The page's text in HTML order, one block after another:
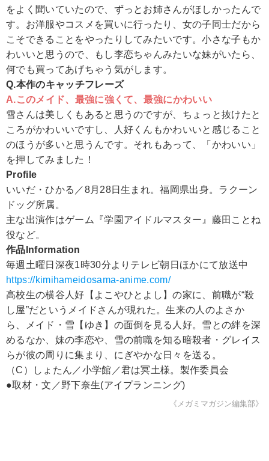
をよく聞いていたので、ずっとお姉さんがほしかったんで
す。お洋服やコスメを買いに行ったり、女の子同士だから
こそできることをやったりしてみたいです。小さな子もか
わいいと思うので、もし李恋ちゃんみたいな妹がいたら、
何でも買ってあげちゃう気がします。
Q.本作のキャッチフレーズ
A.このメイド、最強に強くて、最強にかわいい
雪さんは美しくもあると思うのですが、ちょっと抜けたと
ころがかわいいですし、人好くんもかわいいと感じること
のほうが多いと思うんです。それもあって、「かわいい」
を押してみました！
Profile
いいだ・ひかる／8月28日生まれ。福岡県出身。ラクーン
ドッグ所属。
主な出演作はゲーム『学園アイドルマスター』藤田ことね
役など。
作品Information
毎週土曜日深夜1時30分よりテレビ朝日ほかにて放送中
https://kimihameidosama-anime.com/
高校生の横谷人好【よこやひとよし】の家に、前職が“殺
し屋”だというメイドさんが現れた。生来の人のよさか
ら、メイド・雪【ゆき】の面倒を見る人好。雪との絆を深
めるなか、妹の李恋や、雪の前職を知る暗殺者・グレイス
らが彼の周りに集まり、にぎやかな日々を送る。
（C）しょたん／小学館／君は冥土様。製作委員会
●取材・文／野下奈生(アイプランニング)
《メガミマガジン編集部》